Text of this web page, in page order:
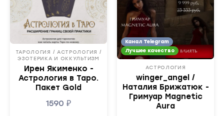
ТАРОЛОГИЯ / АСТРОЛОГИЯ /
ЭЗОТЕРИКА И ОККУЛЬТИЗМ
Ирен Якименко -
Астрология в Таро.
Пакет Gold
1590 ₽
Канал Telegram
Лучшее качество
АСТРОЛОГИЯ
winger_angel /
Наталия Брижатюк -
Гримуар Magnetic
Aura